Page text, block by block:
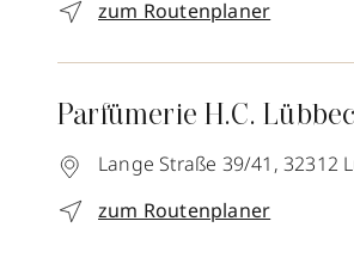
zum Routenplaner
Parfümerie H.C.
Lange Straße 39/41, 32312
zum Routenplaner